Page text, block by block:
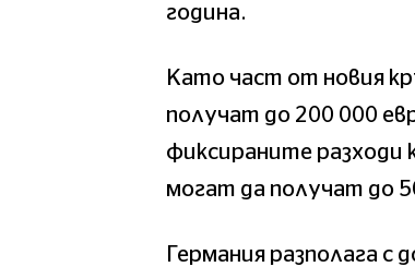
година.
Като част от новия
получат до 200 000
фиксираните разходи
могат да получат до
Германия разполага